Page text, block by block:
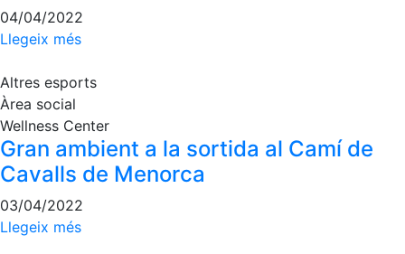
El
Godó
Soci/a
04/04/2022
Llegeix més
Altres esports
Àrea social
Wellness Center
Gran ambient a la sortida al Camí de
Cavalls de Menorca
03/04/2022
Llegeix més